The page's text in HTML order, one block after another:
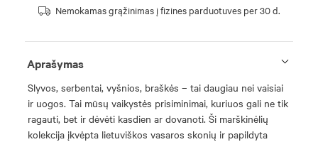
Nemokamas grąžinimas į fizines parduotuves per 30 d.
Aprašymas
Slyvos, serbentai, vyšnios, braškės – tai daugiau nei vaisiai
ir uogos. Tai mūsų vaikystės prisiminimai, kuriuos gali ne tik
ragauti, bet ir dėvėti kasdien ar dovanoti. Ši marškinėlių
kolekcija įkvėpta lietuviškos vasaros skonių ir papildyta